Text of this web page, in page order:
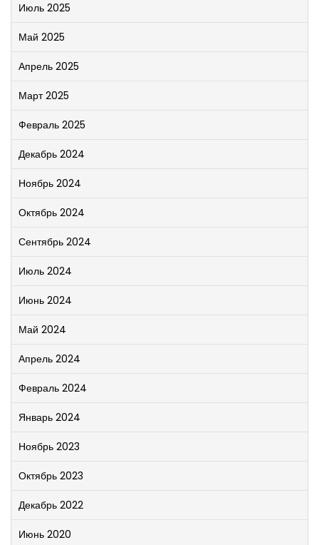
Июль 2025
Май 2025
Апрель 2025
Март 2025
Февраль 2025
Декабрь 2024
Ноябрь 2024
Октябрь 2024
Сентябрь 2024
Июль 2024
Июнь 2024
Май 2024
Апрель 2024
Февраль 2024
Январь 2024
Ноябрь 2023
Октябрь 2023
Декабрь 2022
Июнь 2020